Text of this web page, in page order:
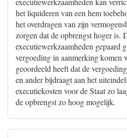
het liquideren van een hem
het overdragen van zijn
zorgen dat de opbrengst hoger is.
executiewerkzaamheden gepaard
vergoeding in aanmerking komen
geoordeeld heeft dat de
en ander bijdraagt aan het
executiekosten voor de Staat zo
de opbrengst zo hoog mogelijk.